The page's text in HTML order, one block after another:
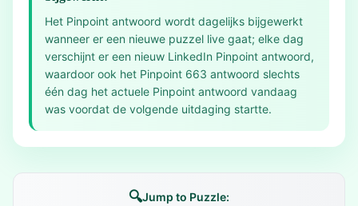
Het Pinpoint antwoord wordt dagelijks bijgewerkt
wanneer er een nieuwe puzzel live gaat; elke dag
verschijnt er een nieuw LinkedIn Pinpoint antwoord,
waardoor ook het Pinpoint 663 antwoord slechts
één dag het actuele Pinpoint antwoord vandaag
was voordat de volgende uitdaging startte.
🔍Jump to Puzzle: